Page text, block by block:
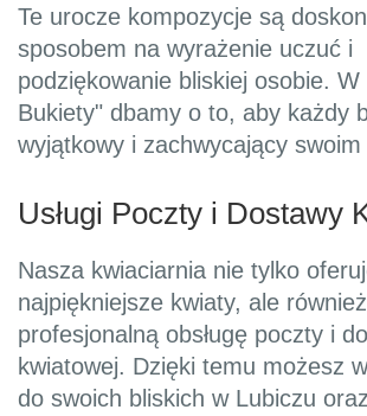
Te urocze kompozycje są
sposobem na wyrażenie uczuć i
podziękowanie bliskiej osobie. W
Bukiety" dbamy o to, aby każdy
wyjątkowy i zachwycający swoim
Usługi Poczty i Dostawy
Nasza kwiaciarnia nie tylko
najpiękniejsze kwiaty, ale
profesjonalną obsługę poczty i
kwiatowej. Dzięki temu możesz
do swoich bliskich w Lubiczu